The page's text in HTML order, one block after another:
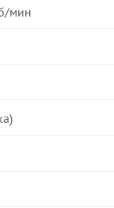
мин